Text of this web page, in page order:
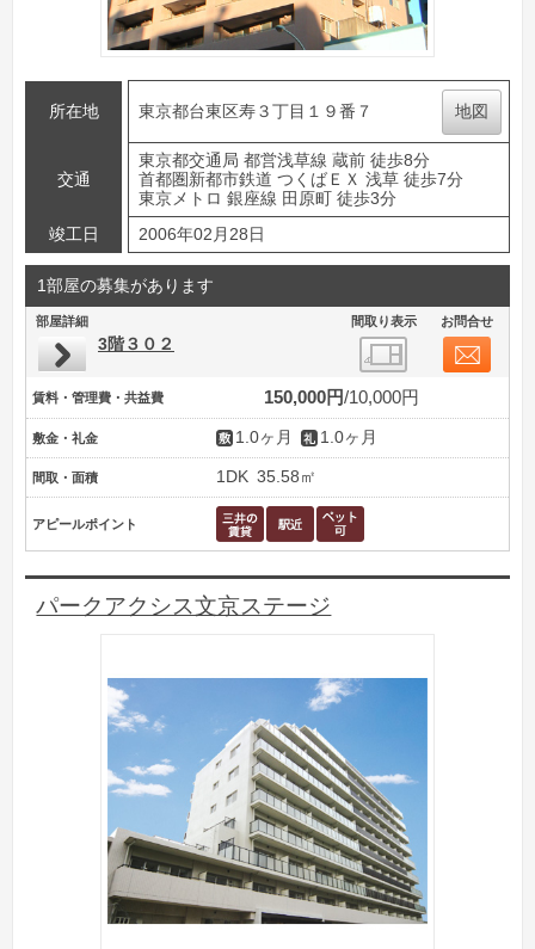
所在地 東京都台東区寿３丁目１９番７ 地図
交通
東京都交通局 都営浅草線 蔵前 徒歩8分
首都圏新都市鉄道 つくばＥＸ 浅草 徒歩7分
東京メトロ 銀座線 田原町 徒歩3分
竣工日
2006年02月28日
1部屋の募集があります
部屋詳細 間取り表示 お問合せ
3階３０２
賃料・管理費・共益費 150,000円 10,000円
敷金・礼金 1.0ヶ月 1.0ヶ月
間取・面積 1DK 35.58㎡
アピールポイント
パークアクシス文京ステージ